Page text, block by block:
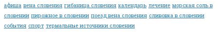
афиша вена словения гибаница словения календарь лечение морская соль в
словении пирожное в словении поезд вена словения сливовка в словении
события спорт термальные источники словении